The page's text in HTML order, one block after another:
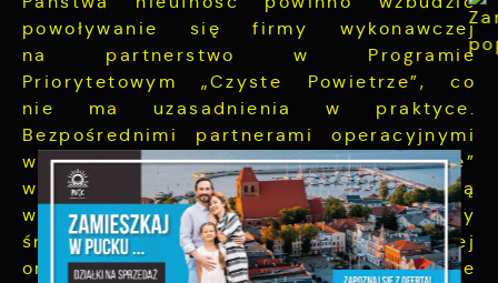
powoływanie się firmy wykonawczej
na partnerstwo w Programie
Priorytetowym „Czyste Powietrze”, co
nie ma uzasadnienia w praktyce.
Bezpośrednimi partnerami operacyjnymi
w programie „Czyste Powietrze”
w odniesieniu do NFOŚiGW są
wojewódzkie fundusze ochrony
środowiska i gospodarki wodnej
oraz GMINY (w programie „Czyste